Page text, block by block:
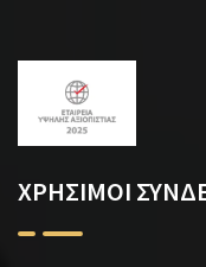
ΧΡΗΣΙΜΟΙ